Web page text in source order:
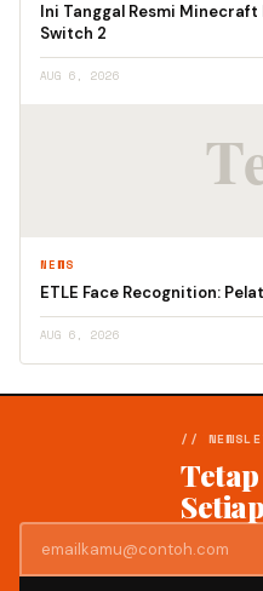
Ini Tanggal Resmi
Switch 2
AUG 6, 2026
NEWS
ETLE Face Recognition:
AUG 6, 2026
//